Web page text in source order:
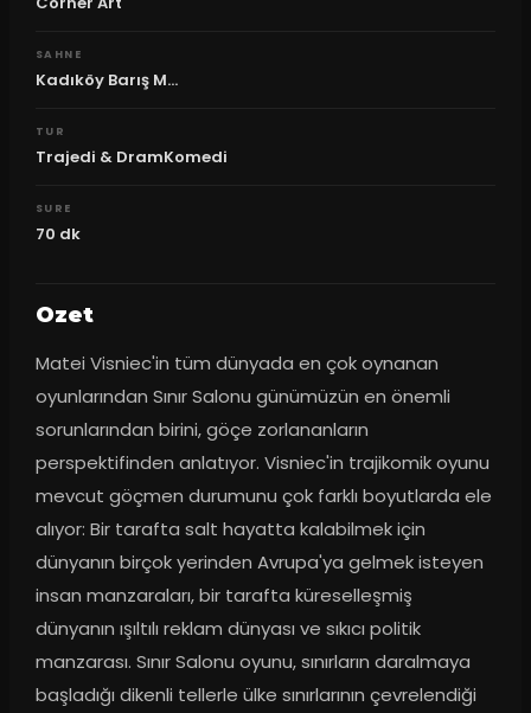
SAHNE
Kadıköy Barış M...
TUR
Trajedi & DramKomedi
SURE
70 dk
Ozet
Matei Visniec'in tüm dünyada en çok oynanan
oyunlarından Sınır Salonu günümüzün en önemli
sorunlarından birini, göçe zorlananların
perspektifinden anlatıyor. Visniec'in trajikomik oyunu
mevcut göçmen durumunu çok farklı boyutlarda ele
alıyor: Bir tarafta salt hayatta kalabilmek için
dünyanın birçok yerinden Avrupa'ya gelmek isteyen
insan manzaraları, bir tarafta küreselleşmiş
dünyanın ışıltılı reklam dünyası ve sıkıcı politik
manzarası. Sınır Salonu oyunu, sınırların daralmaya
başladığı dikenli tellerle ülke sınırlarının çevrelendiği